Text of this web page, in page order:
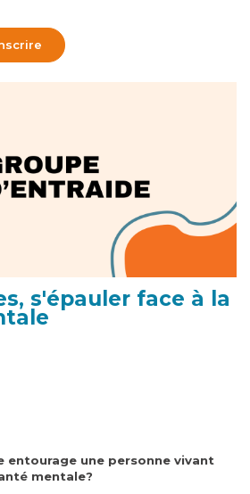
s'épauler face à la
entourage une personne vivant
mentale?